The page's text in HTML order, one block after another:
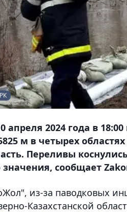
апреля 2024 года в
м в четырех
Переливы
значения, сообщает
из-за паводковых
Казахстанской